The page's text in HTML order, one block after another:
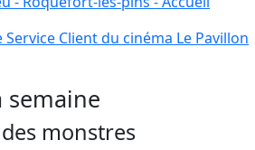
Client du cinéma Le Pavillon
semaine
monstres